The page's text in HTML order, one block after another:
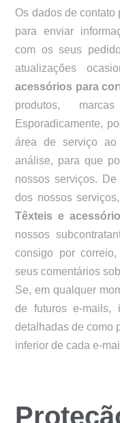
Os dados de contato
para enviar
com os seus
atualizações
acessórios para
produtos,
Esporadicamente,
área de serviço
análise, para que
nossos serviços.
dos nossos
Têxteis e
nossos
consigo por
seus comentários
Se, em qualquer
de futuros e-mails,
detalhadas de como
inferior de cada e-